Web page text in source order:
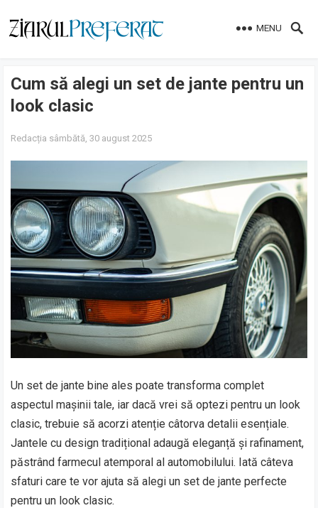
MENU
Cum să alegi un set de jante pentru un
look clasic
Redacția sâmbătă, 30 august 2025
Un set de jante bine ales poate transforma complet
aspectul mașinii tale, iar dacă vrei să optezi pentru un look
clasic, trebuie să acorzi atenție câtorva detalii esențiale.
Jantele cu design tradițional adaugă eleganță și rafinament,
păstrând farmecul atemporal al automobilului. Iată câteva
sfaturi care te vor ajuta să alegi un set de jante perfecte
pentru un look clasic.